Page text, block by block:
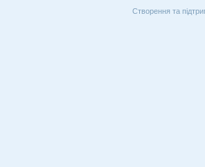
Створення та